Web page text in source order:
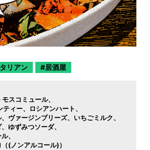
リアン 居酒屋
スコミュール
ティー
ロシアンハート
ヴァージンブリーズ
いちごミルク
ゆずみつソーダ
ル
(ノンアルコール)）